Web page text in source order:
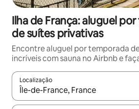
Ilha de França: aluguel
de suítes privativas
Encontre aluguel por temporada
incríveis com sauna no Airbnb e
Localização
Quando os resultados estiverem